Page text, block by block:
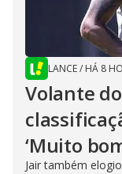
LANCE/ HÁ 8
Volante
‘Muito
Jair também